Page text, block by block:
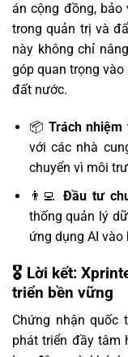
án cộng đồng,
trong quản trị và
này không chỉ
góp quan trọng
đất nước.
📦Trách nhiệm
với các nhà
chuyển vì môi
👨‍💻 Đầu tư
thống quản lý
ứng dụng AI
🎖️ Lời kết:
triển bền vững
Chứng nhận quốc
phát triển đầy tâm